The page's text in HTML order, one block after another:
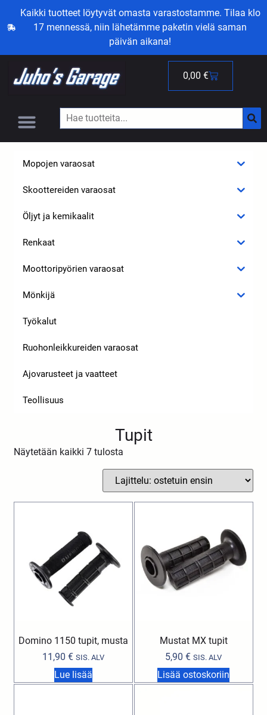
Kaikki tuotteet löytyvät omasta varastostamme. Tilaa klo
17 mennessä, niin lähetämme paketin vielä saman
päivän aikana!
0,00 €
Mopojen varaosat
Skoottereiden varaosat
Öljyt ja kemikaalit
Renkaat
Moottoripyörien varaosat
Mönkijä
Työkalut
Ruohonleikkureiden varaosat
Ajovarusteet ja vaatteet
Teollisuus
Tupit
Näytetään kaikki 7 tulosta
Domino 1150 tupit, musta
11,90€ SIS. ALV
Lue lisää
Mustat MX tupit
5,90€ SIS. ALV
Lisää ostoskoriin